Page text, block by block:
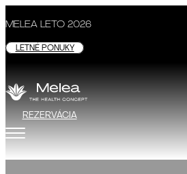
MELEA LETO 2026
LETNÉ PONUKY
REZERVÁCIA